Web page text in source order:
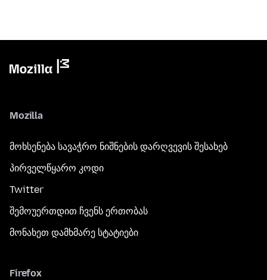
Mozilla
მოხსენება სავაჭრო ნიშნების დარღვევის შესახებ
პირველწყარო კოდი
Twitter
შემოუერთდით ჩვენს ერთობას
მონახეთ დამხმარე სტატიები
Firefox